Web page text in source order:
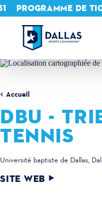
Skip to content
PROGRAMME DE
Accueil
DBU -
TENNIS
Université baptiste de Dallas
SITE WEB